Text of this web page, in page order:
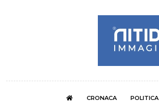
CRONACA POLITICA